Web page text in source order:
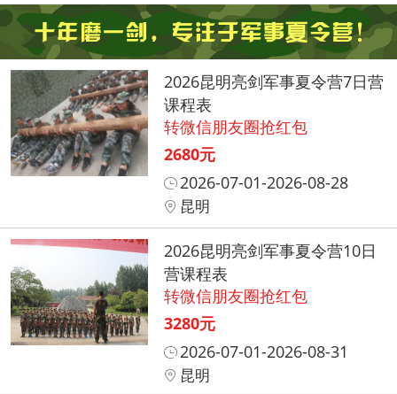
2026昆明亮剑军事夏令营7日营
课程表
转微信朋友圈抢红包
2680元
2026-07-01-2026-08-28
昆明
2026昆明亮剑军事夏令营10日
营课程表
转微信朋友圈抢红包
3280元
2026-07-01-2026-08-31
昆明